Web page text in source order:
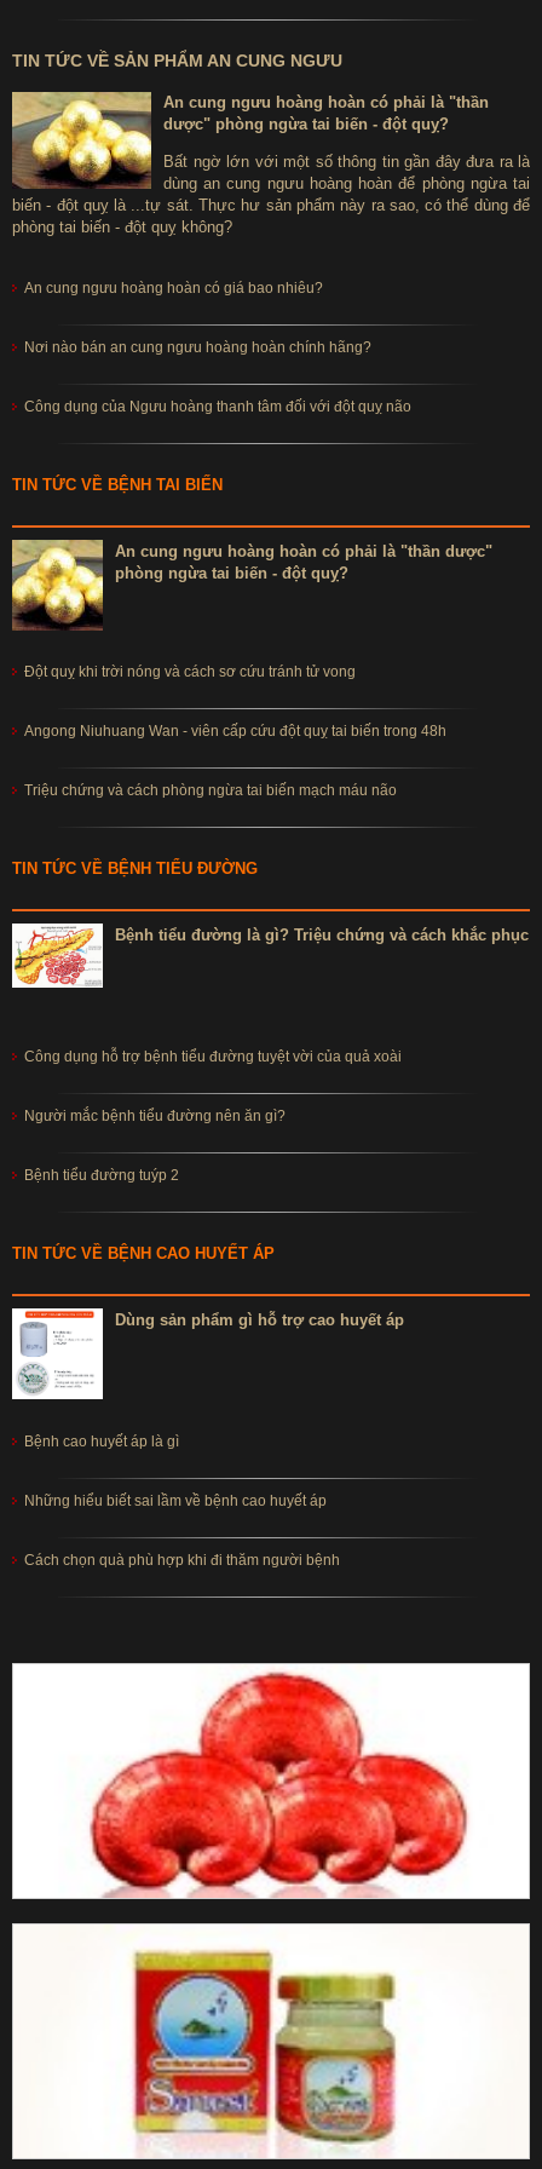
TIN TỨC VỀ SẢN PHẨM AN CUNG NGƯU
An cung ngưu hoàng hoàn có phải là "thần
dược" phòng ngừa tai biến - đột quỵ?
Bất ngờ lớn với một số thông tin gần đây đưa ra là
dùng an cung ngưu hoàng hoàn để phòng ngừa tai
biến - đột quỵ là ...tự sát. Thực hư sản phẩm này ra sao, có thể dùng để
phòng tai biến - đột quỵ không?
An cung ngưu hoàng hoàn có giá bao nhiêu?
Nơi nào bán an cung ngưu hoàng hoàn chính hãng?
Công dụng của Ngưu hoàng thanh tâm đối với đột quỵ não
TIN TỨC VỀ BỆNH TAI BIẾN
An cung ngưu hoàng hoàn có phải là "thần dược"
phòng ngừa tai biến - đột quỵ?
Đột quỵ khi trời nóng và cách sơ cứu tránh tử vong
Angong Niuhuang Wan - viên cấp cứu đột quỵ tai biến trong 48h
Triệu chứng và cách phòng ngừa tai biến mạch máu não
TIN TỨC VỀ BỆNH TIỂU ĐƯỜNG
Bệnh tiểu đường là gì? Triệu chứng và cách khắc phục
Công dụng hỗ trợ bệnh tiểu đường tuyệt vời của quả xoài
Người mắc bệnh tiểu đường nên ăn gì?
Bệnh tiểu đường tuýp 2
TIN TỨC VỀ BỆNH CAO HUYẾT ÁP
Dùng sản phẩm gì hỗ trợ cao huyết áp
Bệnh cao huyết áp là gì
Những hiểu biết sai lầm về bệnh cao huyết áp
Cách chọn quà phù hợp khi đi thăm người bệnh